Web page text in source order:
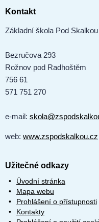
Kontakt
Základní škola Pod
Bezručova 293
Rožnov pod Radhoštěm
756 61
571 751 270
e-mail:
web: www.zspodskalkou.cz
Užitečné odkazy
Úvodní stránka
Mapa webu
Prohlášení o přístupnosti
Kontakty